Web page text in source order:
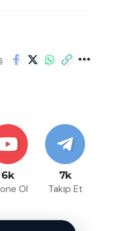
6k
Ol
7k
Takip Et